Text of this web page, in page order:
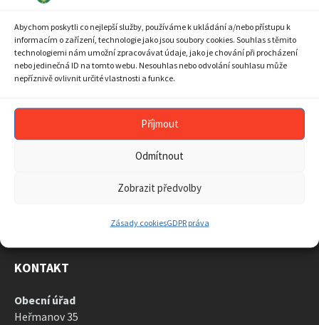
Abychom poskytli co nejlepší služby, používáme k ukládání a/nebo přístupu k
informacím o zařízení, technologie jako jsou soubory cookies. Souhlas s těmito
technologiemi nám umožní zpracovávat údaje, jako je chování při procházení
nebo jedinečná ID na tomto webu. Nesouhlas nebo odvolání souhlasu může
nepříznivě ovlivnit určité vlastnosti a funkce.
Příjmout
Odmítnout
Zobrazit předvolby
Zásady cookiesGDPR práva
17
18 19 20 21 22
23
24
25 26 27 28 29
30
31
1 2 3
to
ARCHIV AKTUALIT
KONTAKT
Obecní úřad
Heřmanov 35